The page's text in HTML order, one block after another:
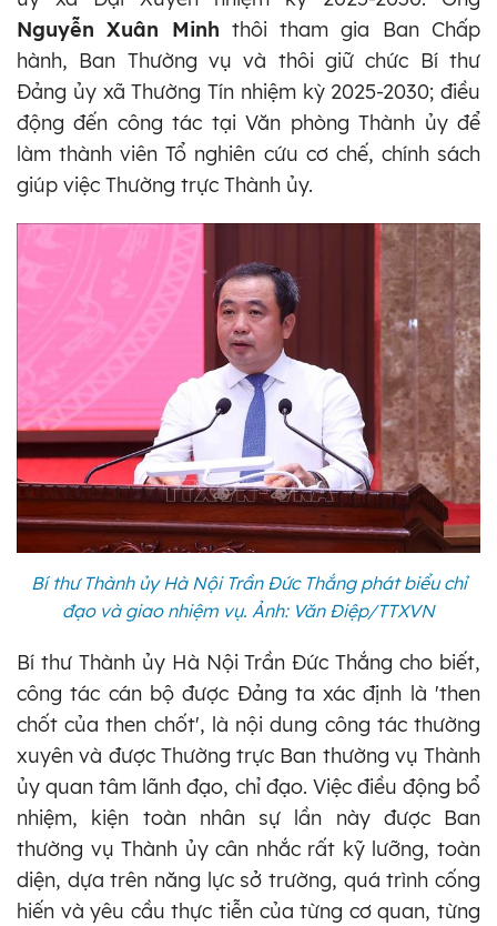
Nguyễn Xuân Minh thôi tham gia Ban Chấp
hành, Ban Thường vụ và thôi giữ chức Bí thư
Đảng ủy xã Thường Tín nhiệm kỳ 2025-2030; điều
động đến công tác tại Văn phòng Thành ủy để
làm thành viên Tổ nghiên cứu cơ chế, chính sách
giúp việc Thường trực Thành ủy.
Bí thư Thành ủy Hà Nội Trần Đức Thắng phát biểu chỉ
đạo và giao nhiệm vụ. Ảnh: Văn Điệp/TTXVN
Bí thư Thành ủy Hà Nội Trần Đức Thắng cho biết,
công tác cán bộ được Đảng ta xác định là 'then
chốt của then chốt', là nội dung công tác thường
xuyên và được Thường trực Ban thường vụ Thành
ủy quan tâm lãnh đạo, chỉ đạo. Việc điều động bổ
nhiệm, kiện toàn nhân sự lần này được Ban
thường vụ Thành ủy cân nhắc rất kỹ lưỡng, toàn
diện, dựa trên năng lực sở trường, quá trình cống
hiến và yêu cầu thực tiễn của từng cơ quan, từng